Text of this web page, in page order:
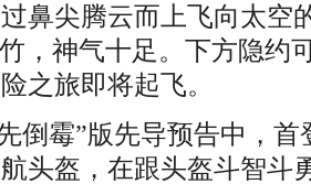
鼻尖腾云而上飞向太空
，神气十足。下方隐约
之旅即将起飞。
倒霉”版先导预告中，
头盔，在跟头盔斗智斗